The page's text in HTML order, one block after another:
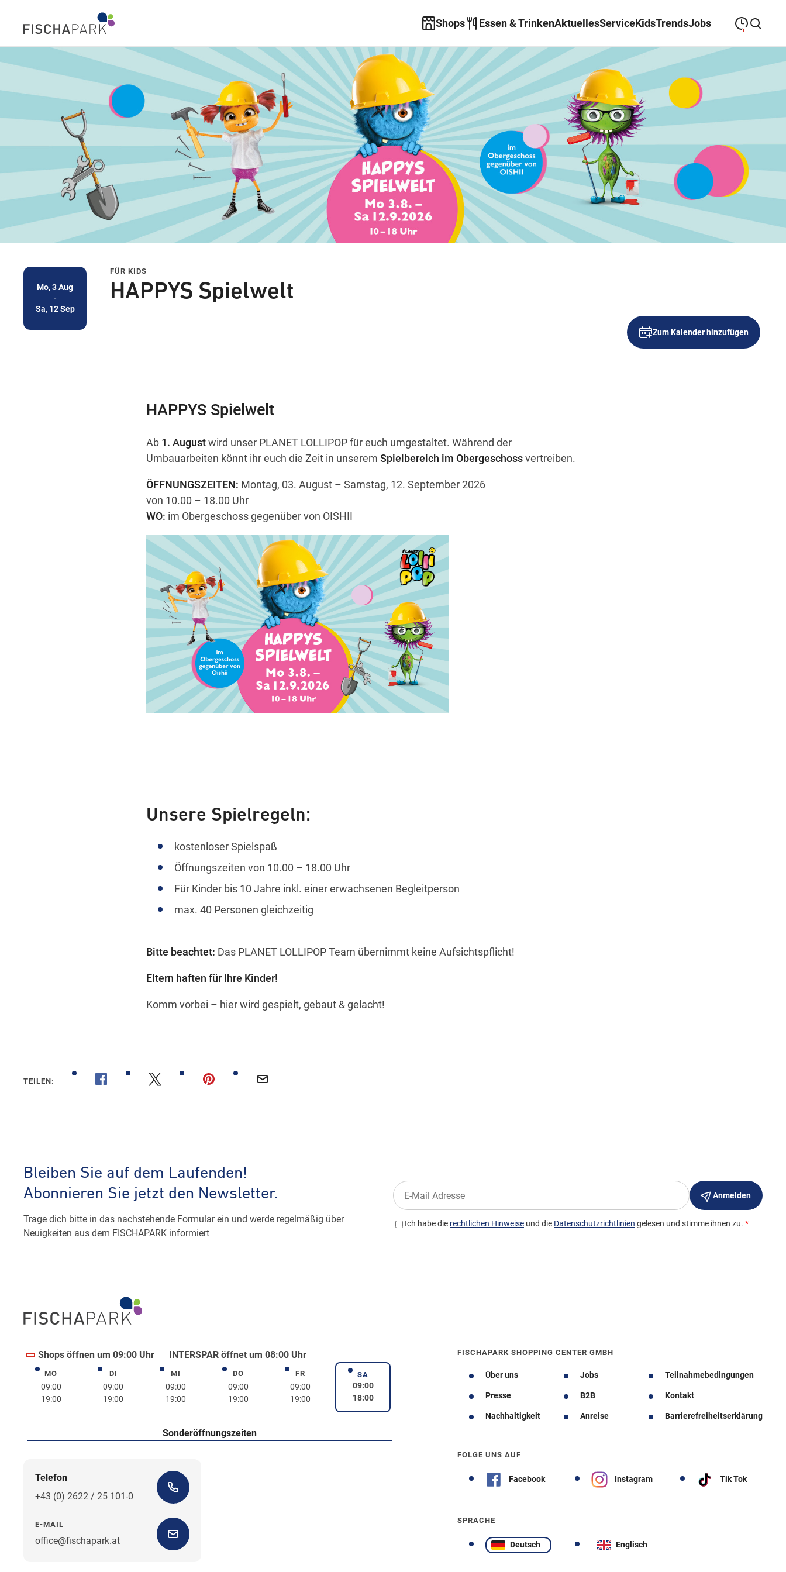
Shops Essen & TrinkenAktuellesServiceKidsTrendsJobs
Suche schließenMontag
MONTAG 19:00
Dienstag
DIENSTAG 09:00—19:00
Mittwoch
MITTWOCH
Donnerstag
—19:00
Freitag
FREITAG 09:00 —19:00
Samstag
SAMSTAG 09:00—18:00
Mo,3 Aug
-
Sa,12 Sep
FÜR KIDS
HAPPYS Spielwelt
Zum Kalender hinzufügen
HAPPYS Spielwelt
Ab 1. Augustwird unser PLANET LOLLIPOP für euch umgestaltet. Während der
Umbauarbeiten könnt ihr euch die Zeit in unserem Spielbereich im Obergeschossvertreiben.
ÖFFNUNGSZEITEN: Montag, 03. August – Samstag, 12. September 2026
von 10.00 – 18.00 Uhr
WO: im Obergeschoss gegenüber von OISHII
Unsere Spielregeln:
kostenloser Spielspaß
Öffnungszeiten von 10.00 – 18.00 Uhr
Für Kinder bis 10 Jahre inkl. einer erwachsenen Begleitperson
max. 40 Personen gleichzeitig
Bitte beachtet: Das PLANET LOLLIPOP Team übernimmt keine Aufsichtspflicht!
Eltern haften für Ihre Kinder!
Komm vorbei – hier wird gespielt, gebaut & gelacht!
TEILEN:
Shops öffnen um 09:00 Uhr INTERSPAR öffnet um 08:00 Uhr
MOMontag
09:00
19:00
DIDienstag
09:00
19:00
MIMittwoch
09:00
19:00
DODonnerstag
09:00
19:00
FRFreitag
09:00
19:00
SASamstag
09:00
18:00
Sonderöffnungszeiten
Telefon
+43 (0) 2622 / 25 101-0
E-MAIL
office@fischapark.at
FISCHAPARK SHOPPING CENTER GMBH
Über uns Jobs Teilnahmebedingungen
Presse B2B Kontakt
Nachhaltigkeit Anreise Barrierefreiheitserklärung
FOLGE UNS AUF
Facebook Instagram Tik Tok
SPRACHE
Deutsch Englisch